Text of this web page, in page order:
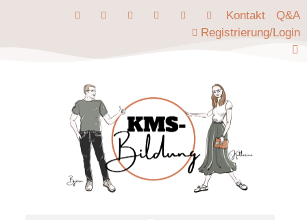
Kontakt
Q&A
Registrierung/Login